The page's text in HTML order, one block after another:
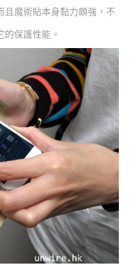
且魔術貼本身黏力頗強，不
保護性能。